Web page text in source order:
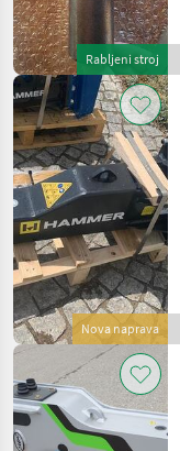
Rabljeni stroj
Nova naprava